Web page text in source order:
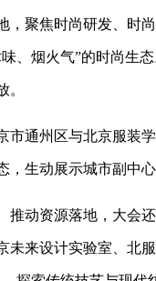
，聚焦时尚研发、时
、烟火气”的时尚生
。
市通州区与北京服装
，生动展示城市副中
推动资源落地，大会
未来设计实验室、北